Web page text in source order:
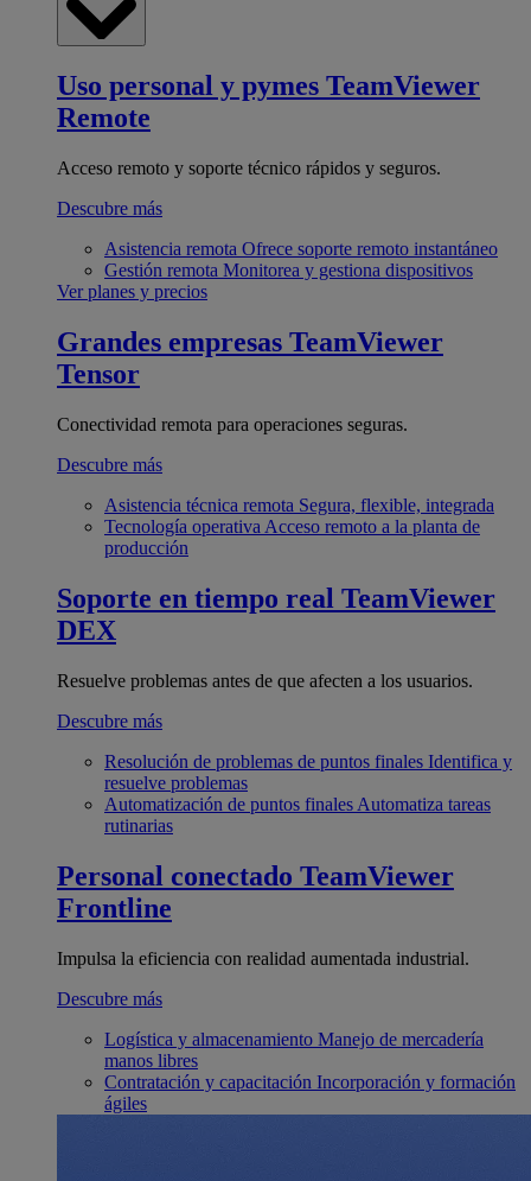
Uso personal y pymes TeamViewer
Remote
Acceso remoto y soporte técnico rápidos y seguros.
Descubre más
Asistencia remota Ofrece soporte remoto instantáneo
Gestión remota Monitorea y gestiona dispositivos
Ver planes y precios
Grandes empresas TeamViewer
Tensor
Conectividad remota para operaciones seguras.
Descubre más
Asistencia técnica remota Segura, flexible, integrada
Tecnología operativa Acceso remoto a la planta de
producción
Soporte en tiempo real TeamViewer
DEX
Resuelve problemas antes de que afecten a los usuarios.
Descubre más
Resolución de problemas de puntos finales Identifica y
resuelve problemas
Automatización de puntos finales Automatiza tareas
rutinarias
Personal conectado TeamViewer
Frontline
Impulsa la eficiencia con realidad aumentada industrial.
Descubre más
Logística y almacenamiento Manejo de mercadería
manos libres
Contratación y capacitación Incorporación y formación
ágiles